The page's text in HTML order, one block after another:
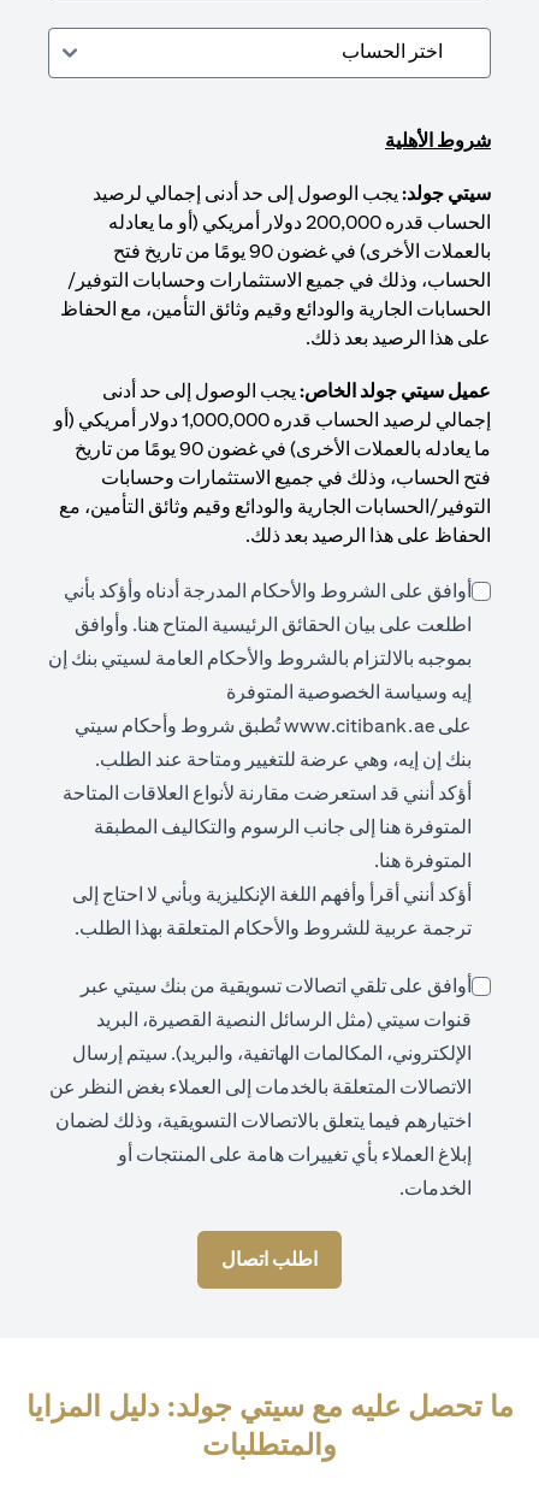
شروط الأهلية
سيتي جولد: يجب الوصول إلى حد أدنى إجمالي لرصيد
الحساب قدره 200,000 دولار أمريكي (أو ما يعادله
بالعملات الأخرى) في غضون 90 يومًا من تاريخ فتح
الحساب، وذلك في جميع الاستثمارات وحسابات التوفير/
الحسابات الجارية والودائع وقيم وثائق التأمين، مع الحفاظ
على هذا الرصيد بعد ذلك.
عميل سيتي جولد الخاص: يجب الوصول إلى حد أدنى
إجمالي لرصيد الحساب قدره 1,000,000 دولار أمريكي (أو
ما يعادله بالعملات الأخرى) في غضون 90 يومًا من تاريخ
فتح الحساب، وذلك في جميع الاستثمارات وحسابات
التوفير/الحسابات الجارية والودائع وقيم وثائق التأمين، مع
الحفاظ على هذا الرصيد بعد ذلك.
أوافق على الشروط والأحكام المدرجة أدناه وأؤكد بأني
اطلعت على بيان الحقائق الرئيسية المتاح هناin a new tab
. وأوافق
بموجبه بالالتزام بالشروط والأحكام العامة لسيتي بنك إن
إيه وسياسة الخصوصية المتوفرة
على www.citibank.ae
opens in a new tab
تُطبق شروط وأحكام سيتي
بنك إن إيه، وهي عرضة للتغيير ومتاحة عند الطلب.
أؤكد أنني قد استعرضت مقارنة لأنواع العلاقات المتاحة
المتوفرة هنا opens in a new tab
إلى جانب الرسوم والتكاليف المطبقة
المتوفرة هناopens in a new tab.
أؤكد أنني أقرأ وأفهم اللغة الإنكليزية وبأني لا احتاج إلى
ترجمة عربية للشروط والأحكام المتعلقة بهذا الطلب.
أوافق على تلقي اتصالات تسويقية من بنك سيتي عبر
قنوات سيتي (مثل الرسائل النصية القصيرة، البريد
الإلكتروني، المكالمات الهاتفية، والبريد). سيتم إرسال
الاتصالات المتعلقة بالخدمات إلى العملاء بغض النظر عن
اختيارهم فيما يتعلق بالاتصالات التسويقية، وذلك لضمان
إبلاغ العملاء بأي تغييرات هامة على المنتجات أو
الخدمات.
اطلب اتصال
ما تحصل عليه مع سيتي جولد: دليل المزايا
والمتطلبات